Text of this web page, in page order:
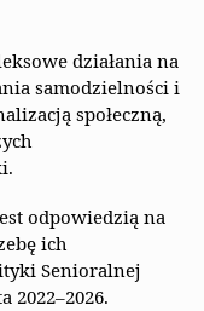
działania na
samodzielności i
społeczną,
odpowiedzią na
ich
Senioralnej
2022–2026.